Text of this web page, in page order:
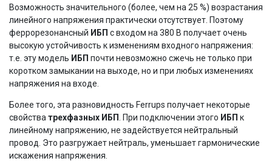
Возможность значительного (более, чем на 25 %) возрастания
линейного напряжения практически отсутствует. Поэтому
феррорезонансный ИБП с входом на 380 В получает очень
высокую устойчивость к изменениям входного напряжения:
т.е. эту модель ИБП почти невозможно сжечь не только при
коротком замыкании на выходе, но и при любых изменениях
напряжения на входе.
Более того, эта разновидность Ferrups получает некоторые
свойства трехфазных ИБП . При подключении этого ИБП к
линейному напряжению, не задействуется нейтральный
провод. Это разгружает нейтраль, уменьшает гармонические
искажения напряжения.